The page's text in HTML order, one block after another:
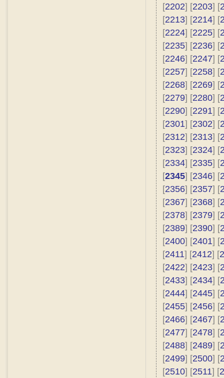
[2202] [2203] [
[2213] [2214] [
[2224] [2225] [
[2235] [2236] [
[2246] [2247] [
[2257] [2258] [
[2268] [2269] [
[2279] [2280] [
[2290] [2291] [
[2301] [2302] [
[2312] [2313] [
[2323] [2324] [
[2334] [2335] [
[2345] [2346] [
[2356] [2357] [
[2367] [2368] [
[2378] [2379] [
[2389] [2390] [
[2400] [2401] [
[2411] [2412] [
[2422] [2423] [
[2433] [2434] [
[2444] [2445] [
[2455] [2456] [
[2466] [2467] [
[2477] [2478] [
[2488] [2489] [
[2499] [2500] [
[2510] [2511] [